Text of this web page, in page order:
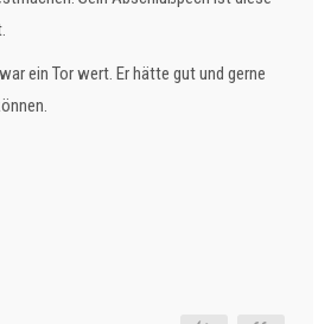
ein Tor wert. Er hätte gut und gerne